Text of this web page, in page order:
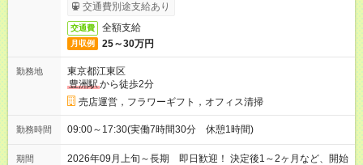
交通費別途支給あり
交通費 全額支給
月収例 25～30万円
勤務地
東京都江東区
豊洲駅から徒歩2分
売店運営，フラワーギフト，オフィス清掃
勤務時間 09:00～17:30(実働7時間30分 休憩1時間)
期間
2026年09月上旬～長期 即日歓迎！ 決定後1～2ヶ月など、開始